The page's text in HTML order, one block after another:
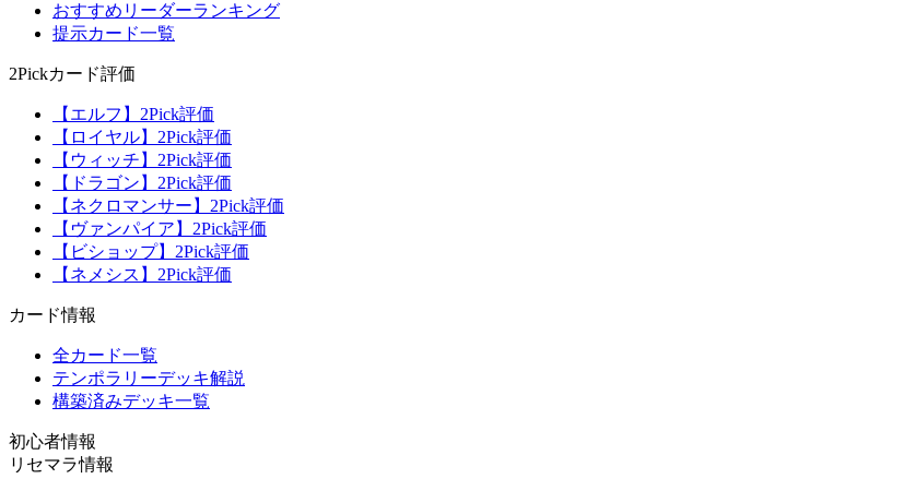
おすすめリーダーランキング
提示カード一覧
2Pickカード評価
【エルフ】2Pick評価
【ロイヤル】2Pick評価
【ウィッチ】2Pick評価
【ドラゴン】2Pick評価
【ネクロマンサー】2Pick評価
【ヴァンパイア】2Pick評価
【ビショップ】2Pick評価
【ネメシス】2Pick評価
カード情報
全カード一覧
テンポラリーデッキ解説
構築済みデッキ一覧
初心者情報
リセマラ情報